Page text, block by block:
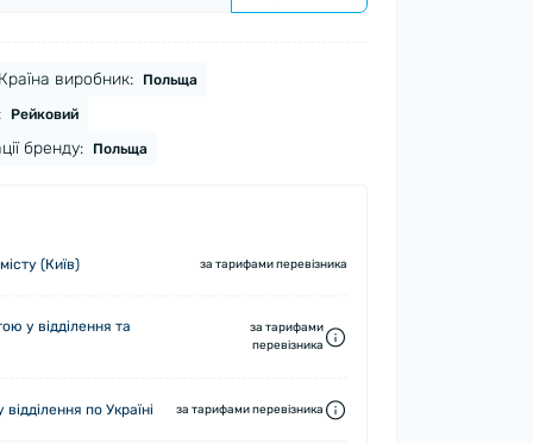
виробник: Польща
Рейковий
бренду: Польща
(Київ) за тарифами перевізника
у відділення та
за тарифами
перевізника
по Україні за тарифами перевізника